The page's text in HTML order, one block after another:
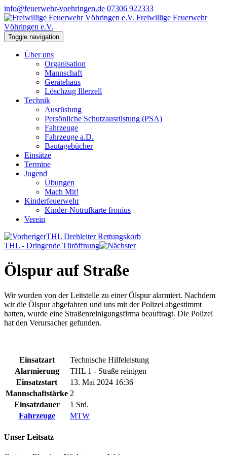
info@feuerwehr-voehringen.de 07306 922333
Freiwillige Feuerwehr
Vöhringen e.V.
Toggle navigation
Über uns
Organisation
Mannschaft
Gerätehaus
Löschzug Illerzell
Technik
Ausrüstung
Persönliche Schutzausrüstung (PSA)
Fahrzeuge
Fahrzeuge a.D.
Bautagebücher
Einsätze
Termine
Jugend
Übungen
Mach Mit!
Kinderfeuerwehr
Kinder-Notrufkarte fronius
Verein
THL Drehleiter Rettungskorb
THL - Dringende Türöffnung
Ölspur auf Straße
Wir wurden von der Leitstelle zu einer Ölspur alarmiert. Nachdem
wir die Ölspur abgefahren und uns mit der Polizei abgestimmt
hatten, wurde eine Straßenreinigungsfirma beauftragt. Die Polizei
hat den Verursacher gefunden.
Einsatzart
Technische Hilfeleistung
Alarmierung
THL 1 - Straße reinigen
Einsatzstart
13. Mai 2024 16:36
Mannschaftstärke 2
Einsatzdauer
1 Std.
Fahrzeuge
MTW
Unser Leitsatz